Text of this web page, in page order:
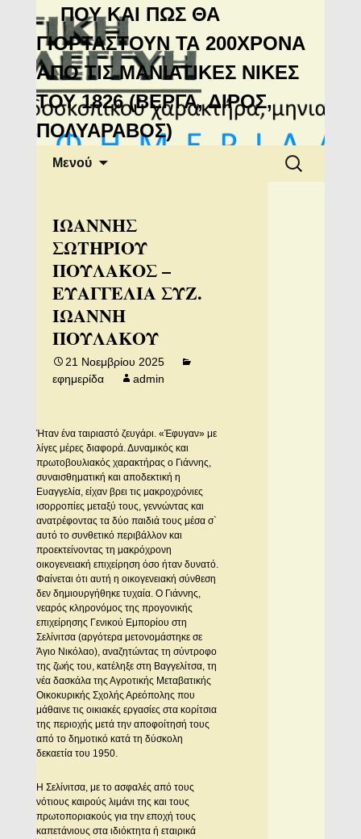
Μανιάτικη
Αλληλεγγύη
ΠΟΥ ΚΑΙ ΠΩΣ ΘΑ
ΓΙΟΡΤΑΣΤΟΥΝ ΤΑ 200ΧΡΟΝΑ
ΑΠΟ ΤΙΣ ΜΑΝΙΑΤΙΚΕΣ ΝΙΚΕΣ
ΤΟΥ 1826 (ΒΕΡΓΑ, ΔΙΡΟΣ,
ΠΟΛΥΑΡΑΒΟΣ)
Μενού
Αναζήτηση
για:
ΙΩΑΝΝΗΣ
ΣΩΤΗΡΙΟΥ
ΠΟΥΛΑΚΟΣ –
ΕΥΑΓΓΕΛΙΑ ΣΥΖ.
ΙΩΑΝΝΗ
ΠΟΥΛΑΚΟΥ
21 Νοεμβρίου 2025
εφημερίδα
admin
Ήταν ένα ταιριαστό ζευγάρι. «Έφυγαν» με
λίγες μέρες διαφορά. Δυναμικός και
πρωτοβουλιακός χαρακτήρας ο Γιάννης,
συναισθηματική και αποδεκτική η
Ευαγγελία, είχαν βρει τις μακροχρόνιες
ισορροπίες μεταξύ τους, γεννώντας και
ανατρέφοντας τα δύο παιδιά τους μέσα σ`
αυτό το συνθετικό περιβάλλον και
προεκτείνοντας τη μακρόχρονη
οικογενειακή επιχείρηση όσο ήταν δυνατό.
Φαίνεται ότι αυτή η οικογενειακή σύνθεση
δεν δημιουργήθηκε τυχαία. Ο Γιάννης,
νεαρός κληρονόμος της προγονικής
επιχείρησης Γενικού Εμπορίου στη
Σελίνιτσα (αργότερα μετονομάστηκε σε
Άγιο Νικόλαο), αναζητώντας τη σύντροφο
της ζωής του, κατέληξε στη Βαγγελίτσα, τη
νέα δασκάλα της Αγροτικής Μεταβατικής
Οικοκυρικής Σχολής Αρεόπολης που
μάθαινε τις οικιακές εργασίες στα κορίτσια
της περιοχής μετά την αποφοίτησή τους
από το δημοτικό κατά τη δύσκολη
δεκαετία του 1950.
Η Σελίνιτσα, με το ασφαλές από τους
νότιους καιρούς λιμάνι της και τους
πρωτοποριακούς για την εποχή τους
καπετάνιους στα ιδιόκτητα ή εταιρικά